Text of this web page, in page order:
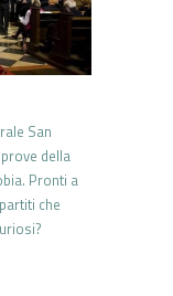
San
della
Pronti a
che